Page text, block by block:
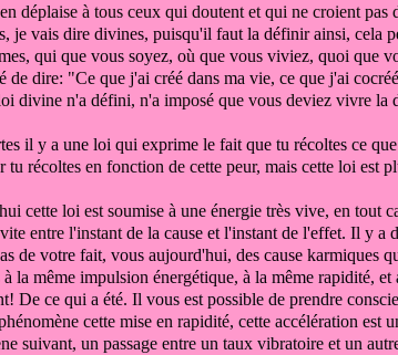
déplaise à tous ceux qui doutent et qui ne croient pas
je vais dire divines, puisqu'il faut la définir ainsi, cela
qui que vous soyez, où que vous viviez, quoi que
de dire: "Ce que j'ai créé dans ma vie, ce que j'ai cocréé
divine n'a défini, n'a imposé que vous deviez vivre la
il y a une loi qui exprime le fait que tu récoltes ce
tu récoltes en fonction de cette peur, mais cette loi est
cette loi est soumise à une énergie très vive, en tout
entre l'instant de la cause et l'instant de l'effet. Il y a
de votre fait, vous aujourd'hui, des cause karmiques
à la même impulsion énergétique, à la même rapidité, et
De ce qui a été. Il vous est possible de prendre
cette mise en rapidité, cette accélération est
suivant, un passage entre un taux vibratoire et un